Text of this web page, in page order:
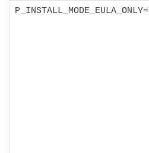
P_INSTALL_MODE_EULA_ONLY=